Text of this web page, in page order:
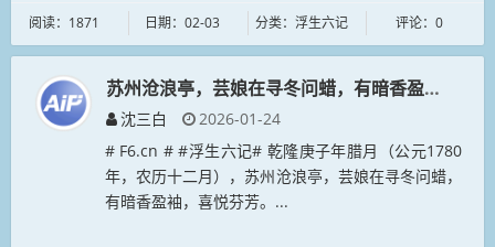
阅读：1871 日期：02-03 分类：浮生六记 评论：0
苏州沧浪亭，芸娘在寻冬问蜡，有暗香盈袖，喜
沈三白
2026-01-24
# F6.cn # #浮生六记# 乾隆庚子年腊月（公元1780
年，农历十二月），苏州沧浪亭，芸娘在寻冬问蜡，
有暗香盈袖，喜悦芬芳。...